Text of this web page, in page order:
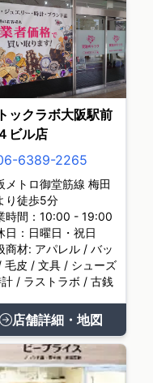
ックラボ大阪駅前
ビル店
6389-2265
メトロ御堂筋線 梅田
り徒歩5分
時間：10:00 - 19:00
日：日曜日・祝日
商材: アパレル / バッ
毛皮 / 文具 / シューズ
/ ラストラボ / 古銭
店舗詳細・地図